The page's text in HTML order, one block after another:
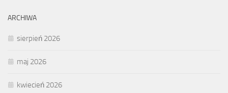
ARCHIWA
sierpień 2026
maj 2026
kwiecień 2026